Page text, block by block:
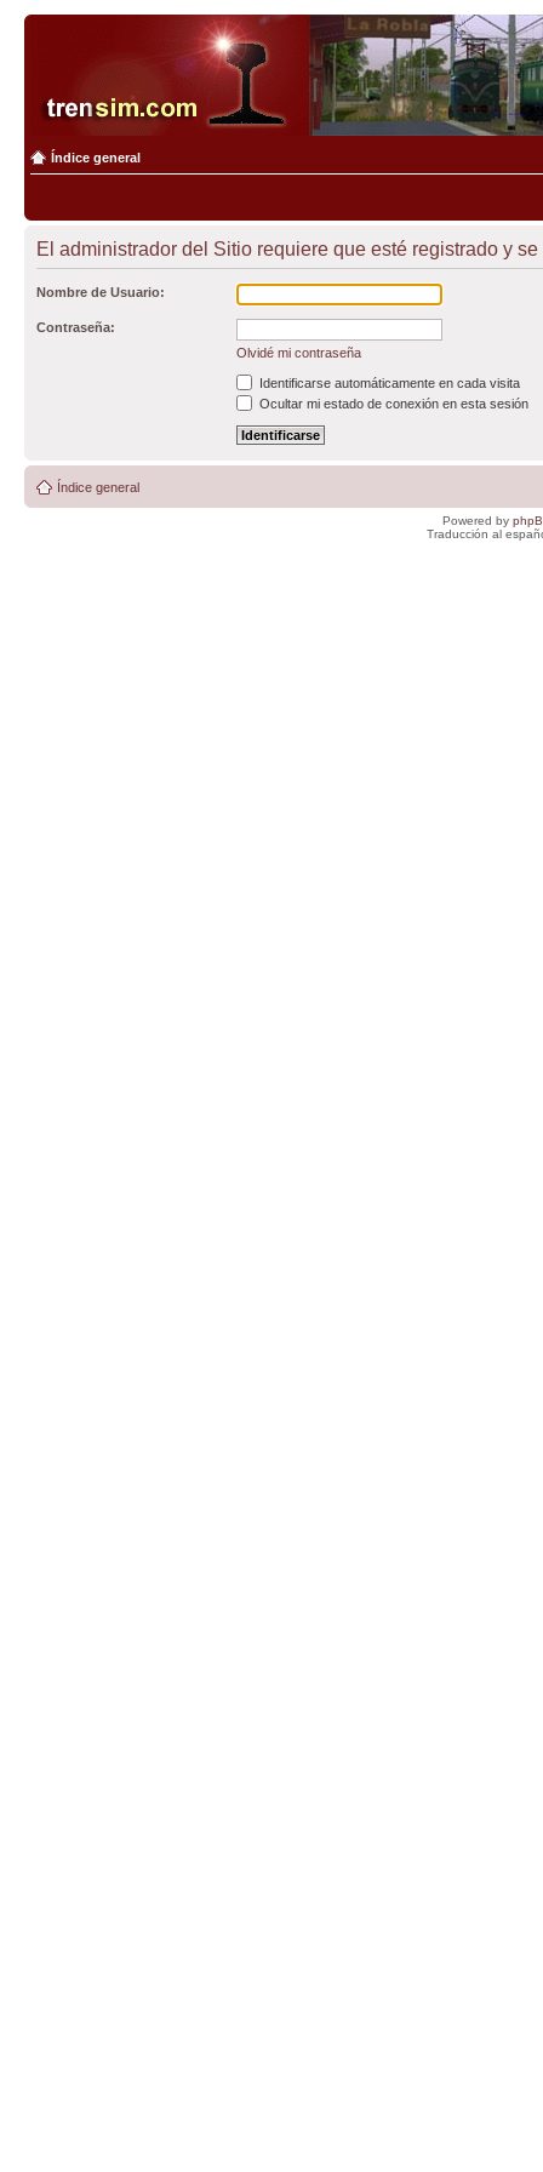
Índice general
El administrador del Sitio requiere que esté registrado y
Nombre de Usuario:
Contraseña:
Olvidé mi contraseña
Identificarse automáticamente en cada visita
Ocultar mi estado de conexión en esta sesión
Índice general
Powered by
Traducción al